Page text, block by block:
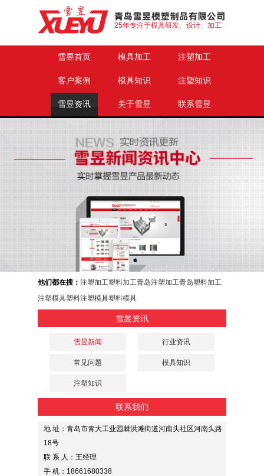
25年专注于模具研发、设计、加工
雪昱首页 模具加工 注塑加工
客户案例 模具知识 注塑知识
雪昱资讯 关于雪昱 联系雪昱
他们都在搜： 注塑加工塑料加工青岛注塑加工青岛塑料加工
注塑模具塑料注塑模具塑料模具
雪昱资讯
雪昱新闻 行业资讯
常见问题 模具知识
注塑知识
联系我们
地 址：青岛市青大工业园棘洪滩街道河南头社区河南头路
18号
联 系 人：王经理
手 机：18661680338